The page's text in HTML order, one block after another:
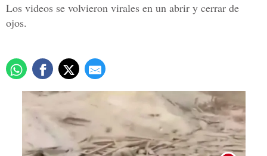
Los videos se volvieron virales en un abrir y cerrar de
ojos.